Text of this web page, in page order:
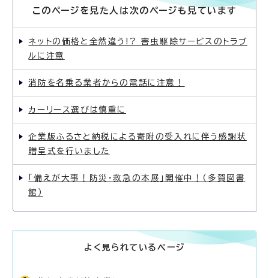
このページを見た人は次のページも見ています
ネットの価格と全然違う!? 害虫駆除サービスのトラブ
ルに注意
消防を名乗る業者からの電話に注意！
カーリース選びは慎重に
企業版ふるさと納税による寄附の受入れに伴う感謝状
贈呈式を行いました
「備えが大事！防災・救急の本展」開催中！（多賀図書
館）
よく見られているページ